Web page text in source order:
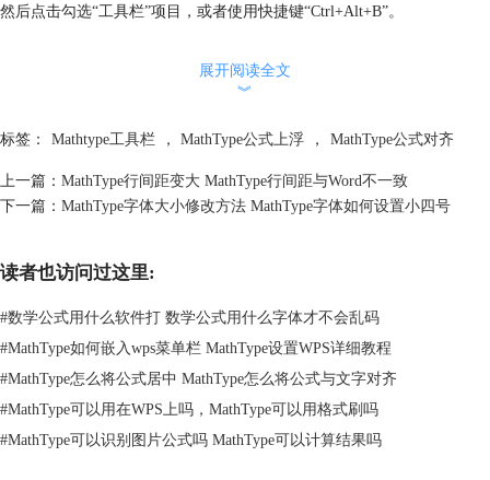
然后点击勾选“工具栏”项目，或者使用快捷键“Ctrl+Alt+B”。
图2.勾选工具栏
最后工具栏就会显示在软件界面中了，可以进行创建和编辑公式。
展开阅读全文
︾
标签： Mathtype工具栏 ， MathType公式上浮 ， MathType公式对齐
上一篇： MathType行间距变大 MathType行间距与Word不一致
下一篇： MathType字体大小修改方法 MathType字体如何设置小四号
读者也访问过这里:
#数学公式用什么软件打 数学公式用什么字体才不会乱码
#MathType如何嵌入wps菜单栏 MathType设置WPS详细教程
#MathType怎么将公式居中 MathType怎么将公式与文字对齐
#MathType可以用在WPS上吗，MathType可以用格式刷吗
#MathType可以识别图片公式吗 MathType可以计算结果吗